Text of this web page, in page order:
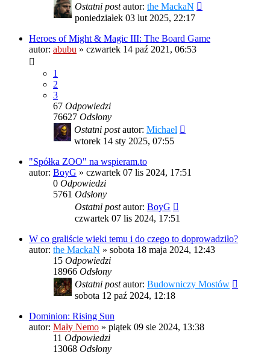
Ostatni postautor: the MackaN
poniedziałek 03 lut 2025, 22:17
Heroes of Might & Magic III: The Board Game
autor: abubu » czwartek 14 paź 2021, 06:53
1
2
3
67 Odpowiedzi
76627 Odsłony
Ostatni postautor: Michael
wtorek 14 sty 2025, 07:55
"Spółka ZOO" na wspieram.to
autor: BoyG » czwartek 07 lis 2024, 17:51
0 Odpowiedzi
5761 Odsłony
Ostatni postautor: BoyG
czwartek 07 lis 2024, 17:51
W co graliście wieki temu i do czego to doprowadziło?
autor: the MackaN » sobota 18 maja 2024, 12:43
15 Odpowiedzi
18966 Odsłony
Ostatni postautor: Budowniczy Mostów
sobota 12 paź 2024, 12:18
Dominion: Rising Sun
autor: Mały Nemo » piątek 09 sie 2024, 13:38
11 Odpowiedzi
13068 Odsłony